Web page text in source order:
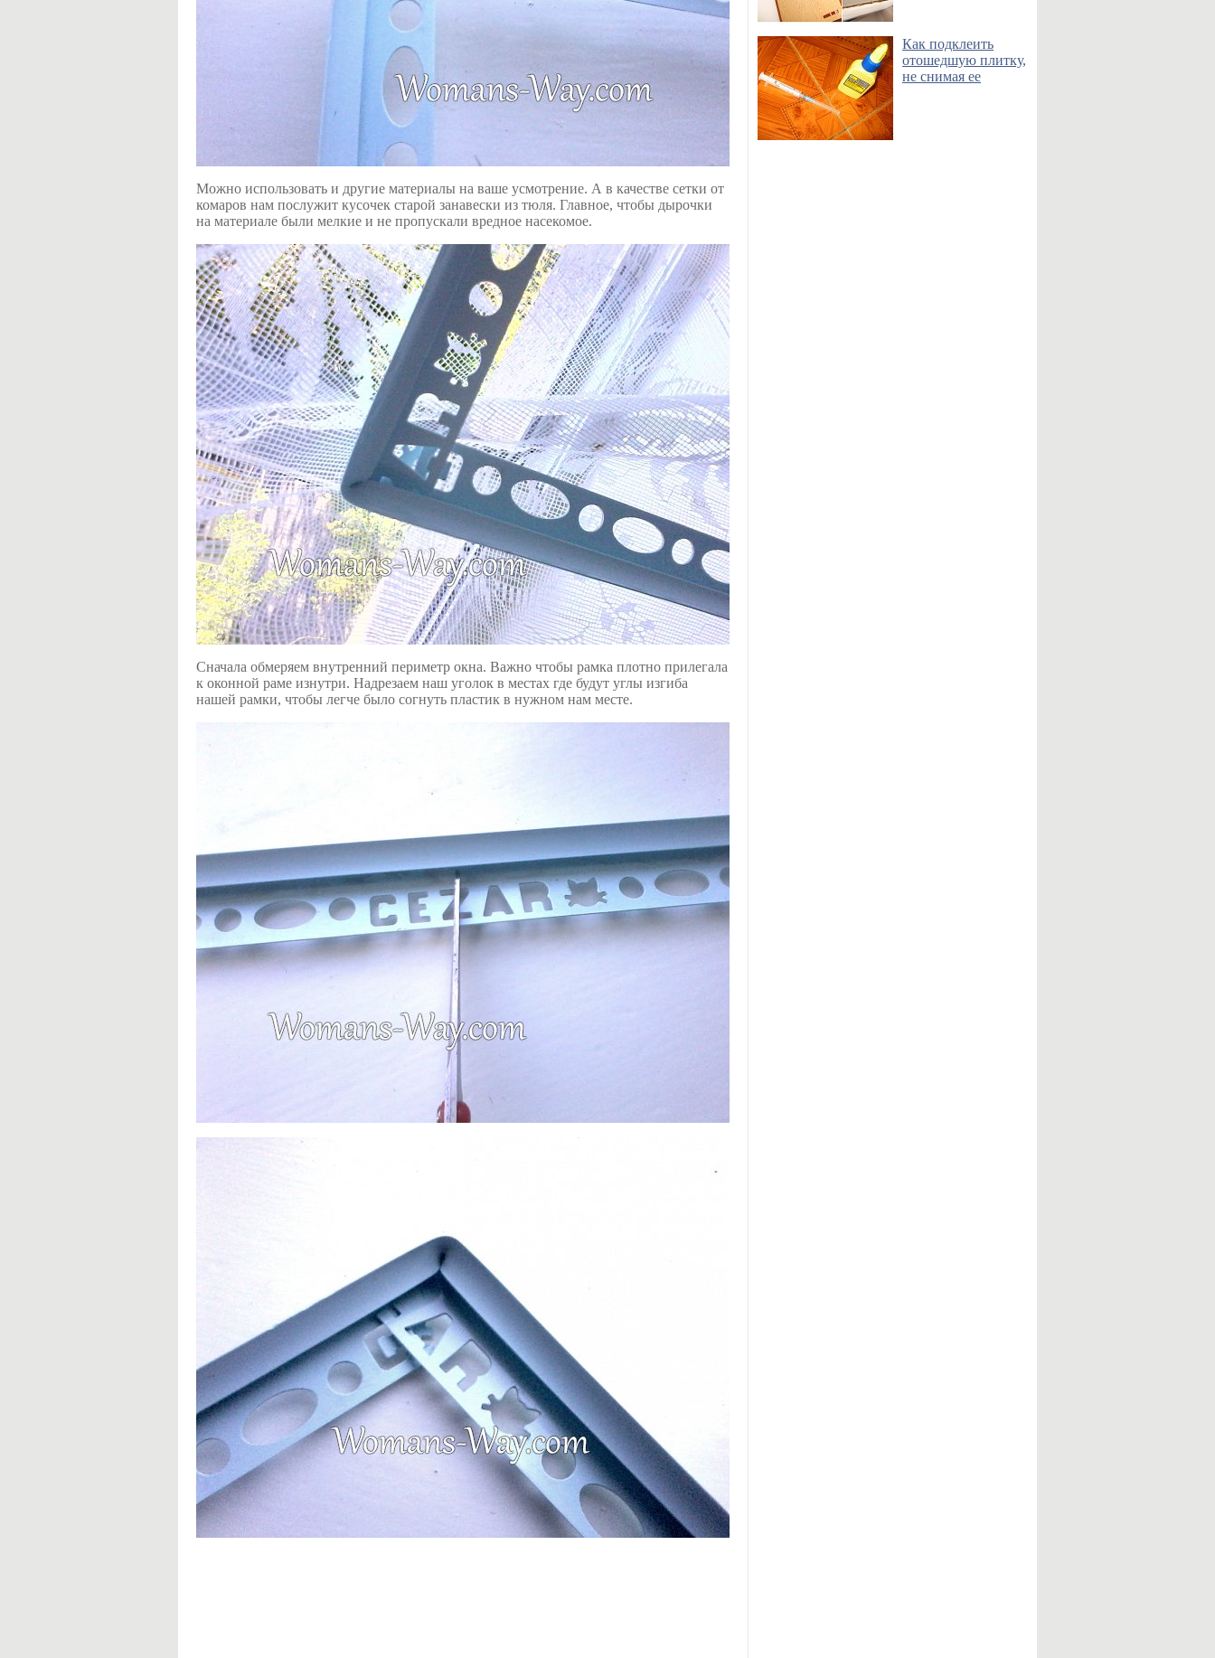
Можно использовать и другие материалы на ваше усмотрение. А в качестве сетки от
комаров нам послужит кусочек старой занавески из тюля. Главное, чтобы дырочки
на материале были мелкие и не пропускали вредное насекомое.
Сначала обмеряем внутренний периметр окна. Важно чтобы рамка плотно прилегала
к оконной раме изнутри. Надрезаем наш уголок в местах где будут углы изгиба
нашей рамки, чтобы легче было согнуть пластик в нужном нам месте.
Как подклеить
отошедшую плитку,
не снимая ее